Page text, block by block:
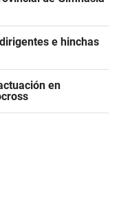
e hinchas
en